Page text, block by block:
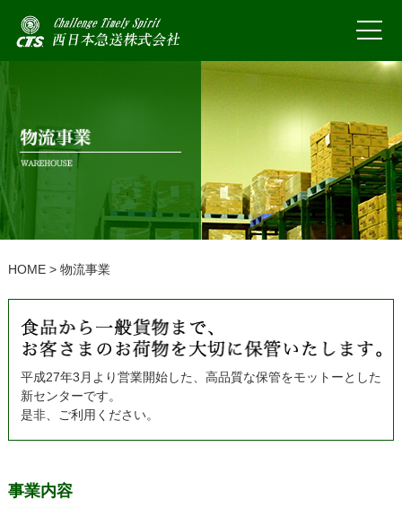
HOME> 物流事業
平成27年3月より営業開始した、高品質な保管をモットーとした
新センターです。
是非、ご利用ください。
事業内容